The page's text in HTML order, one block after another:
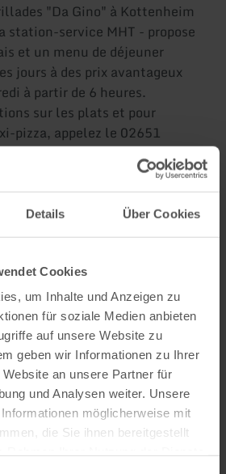
Details Über Cookies
Cookies
um Inhalte und Anzeigen zu
für soziale Medien anbieten
auf unsere Website zu
geben wir Informationen zu Ihrer
an unsere Partner für
und Analysen weiter. Unsere
möglicherweise mit
die Sie ihnen bereitgestellt
"Da Gino" à Kottenheim
station-service MHT - propose
et un menu de déjeuner
jours à des prix avantageux
à partir de 6 heures.
sur les plats et pour
pizza, appelez le 02651
/ Particularités